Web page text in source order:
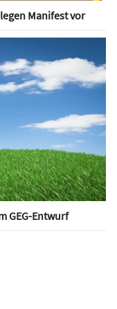
Manifest vor
GEG-Entwurf